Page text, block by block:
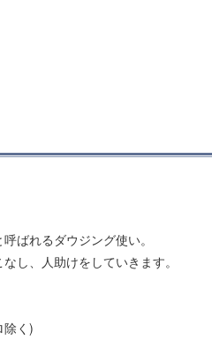
ばれるダウジング使い。
し、人助けをしていきます。
除く)